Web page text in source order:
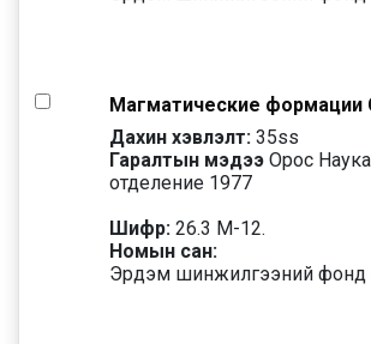
Магматические формации
Дахин хэвлэлт: 35ss
Гаралтын мэдээ Орос
отделение 1977
Шифр: 26.3 М-12.
Номын сан:
Эрдэм шинжилгээний фонд